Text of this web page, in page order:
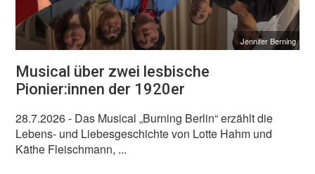
Jennifer Berning
Musical über zwei lesbische
Pionier:innen der 1920er
28.7.2026- Das Musical „Burning Berlin“ erzählt die
Lebens- und Liebesgeschichte von Lotte Hahm und
Käthe Fleischmann, ...